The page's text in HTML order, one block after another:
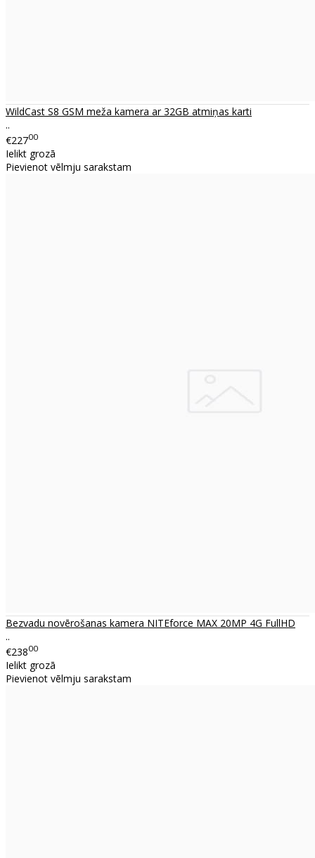
WildCast S8 GSM meža kamera ar 32GB atmiņas karti
..
€22700
Ielikt grozā
Pievienot vēlmju sarakstam
Bezvadu novērošanas kamera NITEforce MAX 20MP 4G FullHD
..
€23800
Ielikt grozā
Pievienot vēlmju sarakstam